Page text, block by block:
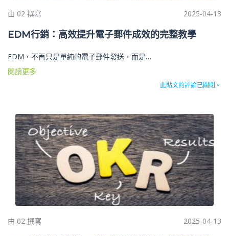
由 02 撰寫 2025-04-13
EDM行銷：高效提升電子郵件成效的完整教學
EDM，不再只是單純的電子郵件發送，而是…
閱讀更多
此貼文的評論已關閉。
由 02 撰寫 2025-04-13